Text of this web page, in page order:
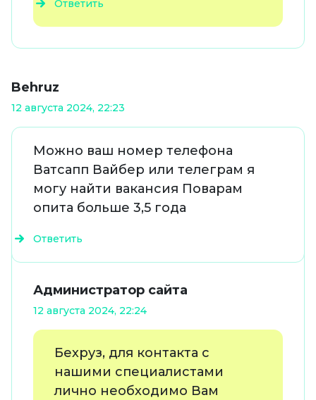
Ответить
Behruz
12 августа 2024, 22:23
Можно ваш номер телефона
Ватсапп Вайбер или телеграм я
могу найти вакансия Поварам
опита больше 3,5 года
Ответить
Администратор сайта
12 августа 2024, 22:24
Бехруз, для контакта с
нашими специалистами
лично необходимо Вам